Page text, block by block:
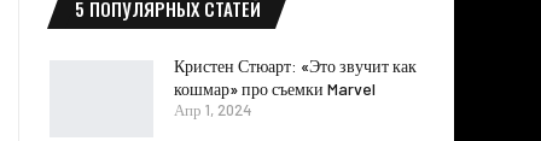
5 ПОПУЛЯРНЫХ СТАТЕЙ
Кристен Стюарт: «Это звучит как
кошмар» про съемки Marvel
Апр 1, 2024